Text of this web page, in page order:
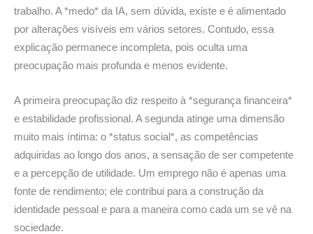
trabalho. A *medo* da IA, sem dúvida, existe e é alimentado
por alterações visíveis em vários setores. Contudo, essa
explicação permanece incompleta, pois oculta uma
preocupação mais profunda e menos evidente.
A primeira preocupação diz respeito à *segurança financeira*
e estabilidade profissional. A segunda atinge uma dimensão
muito mais íntima: o *status social*, as competências
adquiridas ao longo dos anos, a sensação de ser competente
e a percepção de utilidade. Um emprego não é apenas uma
fonte de rendimento; ele contribui para a construção da
identidade pessoal e para a maneira como cada um se vê na
sociedade.